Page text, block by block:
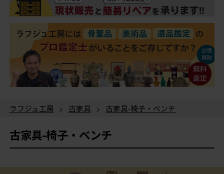
ラフジュ工房 > 古家具 > 古家具-椅子・ベンチ
古家具-椅子・ベンチ